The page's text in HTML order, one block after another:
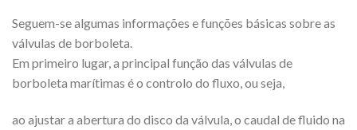
Seguem-se algumas informações e funções básicas sobre as
válvulas de borboleta.
Em primeiro lugar, a principal função das válvulas de
borboleta marítimas é o controlo do fluxo, ou seja,
ao ajustar a abertura do disco da válvula, o caudal de fluido na